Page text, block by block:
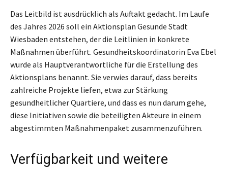
Das Leitbild ist ausdrücklich als Auftakt gedacht. Im Laufe
des Jahres 2026 soll ein Aktionsplan Gesunde Stadt
Wiesbaden entstehen, der die Leitlinien in konkrete
Maßnahmen überführt. Gesundheitskoordinatorin Eva Ebel
wurde als Hauptverantwortliche für die Erstellung des
Aktionsplans benannt. Sie verwies darauf, dass bereits
zahlreiche Projekte liefen, etwa zur Stärkung
gesundheitlicher Quartiere, und dass es nun darum gehe,
diese Initiativen sowie die beteiligten Akteure in einem
abgestimmten Maßnahmenpaket zusammenzuführen.
Verfügbarkeit und weitere